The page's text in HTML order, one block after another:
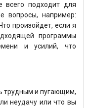
всего подходит для
вопросы, например:
произойдет, если я
программы
и усилий, что
трудным и пугающим,
неудачу или что вы